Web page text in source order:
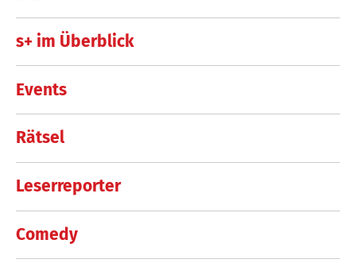
s+ im Überblick
Events
Rätsel
Leserreporter
Comedy